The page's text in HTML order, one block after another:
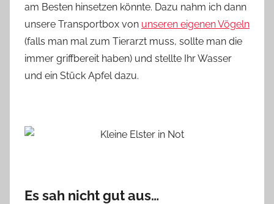
am Besten hinsetzen könnte. Dazu nahm ich dann
unsere Transportbox von unseren eigenen Vögeln
(falls man mal zum Tierarzt muss, sollte man die
immer griffbereit haben) und stellte Ihr Wasser
und ein Stück Apfel dazu.
Es sah nicht gut aus…